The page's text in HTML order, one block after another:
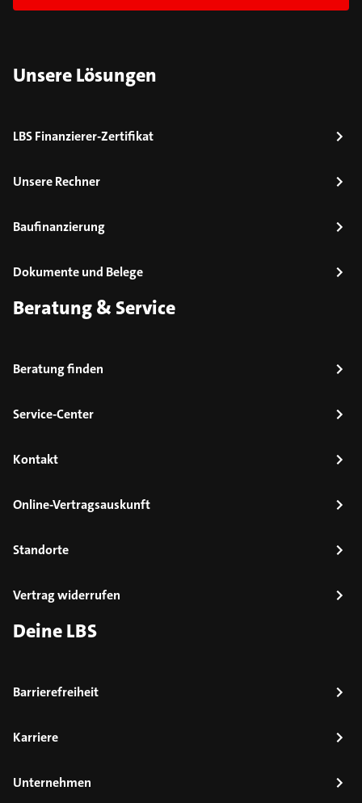
Unsere Lösungen
LBS Finanzierer-Zertifikat
Unsere Rechner
Baufinanzierung
Dokumente und Belege
Beratung & Service
Beratung finden
Service-Center
Kontakt
Online-Vertragsauskunft
Standorte
Vertrag widerrufen
Deine LBS
Barrierefreiheit
Karriere
Unternehmen